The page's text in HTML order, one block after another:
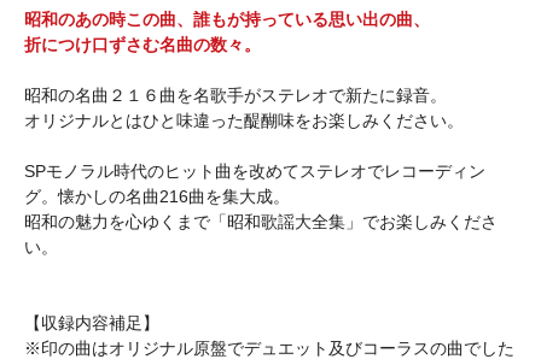
昭和のあの時この曲、誰もが持っている思い出の曲、
折につけ口ずさむ名曲の数々。
昭和の名曲２１６曲を名歌手がステレオで新たに録音。
オリジナルとはひと味違った醍醐味をお楽しみください。
SPモノラル時代のヒット曲を改めてステレオでレコーディン
グ。懐かしの名曲216曲を集大成。
昭和の魅力を心ゆくまで「昭和歌謡大全集」でお楽しみくださ
い。
【収録内容補足】
※印の曲はオリジナル原盤でデュエット及びコーラスの曲でした